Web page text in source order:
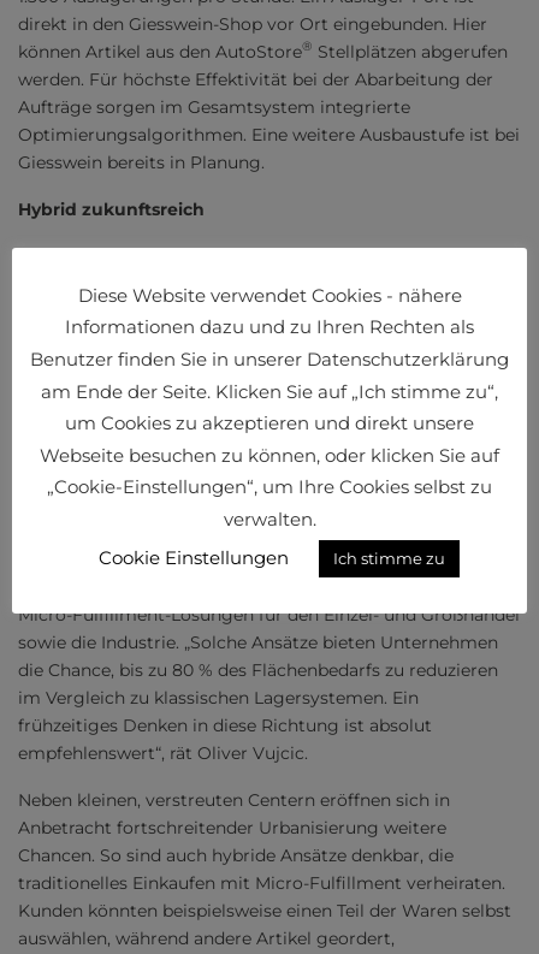
direkt in den Giesswein-Shop vor Ort eingebunden. Hier
können Artikel aus den AutoStore® Stellplätzen abgerufen
werden. Für höchste Effektivität bei der Abarbeitung der
Aufträge sorgen im Gesamtsystem integrierte
Optimierungsalgorithmen. Eine weitere Ausbaustufe ist bei
Giesswein bereits in Planung.
Hybrid zukunftsreich
Oliver Vujcic
gepaart mit
geringem
Micro-Fulfillment-Lösungen für den Einzel- und Großhandel
sowie die Industrie. „Solche Ansätze bieten Unternehmen
die Chance, bis zu 80 % des Flächenbedarfs zu reduzieren
im Vergleich zu klassischen Lagersystemen. Ein
frühzeitiges Denken in diese Richtung ist absolut
empfehlenswert“, rät Oliver Vujcic.
Neben kleinen, verstreuten Centern eröffnen sich in
Anbetracht fortschreitender Urbanisierung weitere
Chancen. So sind auch hybride Ansätze denkbar, die
traditionelles Einkaufen mit Micro-Fulfillment verheiraten.
Kunden könnten beispielsweise einen Teil der Waren selbst
auswählen, während andere Artikel geordert,
Diese Website verwendet Cookies - nähere
Informationen dazu und zu Ihren Rechten als
Benutzer finden Sie in unserer Datenschutzerklärung
am Ende der Seite. Klicken Sie auf „Ich stimme zu“,
um Cookies zu akzeptieren und direkt unsere
Webseite besuchen zu können, oder klicken Sie auf
„Cookie-Einstellungen“, um Ihre Cookies selbst zu
verwalten.
Cookie Einstellungen
Ich stimme zu